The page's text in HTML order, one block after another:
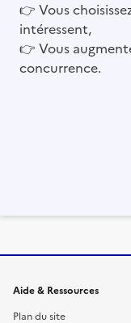
👉 Vous
intéressent,
👉 Vous
concurrence.
Aide & Ressources
Plan du site